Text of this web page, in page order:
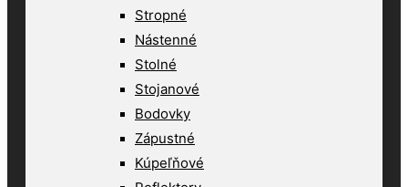
Stropné
Nástenné
Stolné
Stojanové
Bodovky
Zápustné
Kúpeľňové